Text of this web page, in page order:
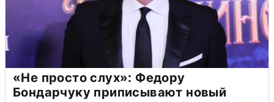
«Не просто слух»: Федору
Бондарчуку приписывают новый